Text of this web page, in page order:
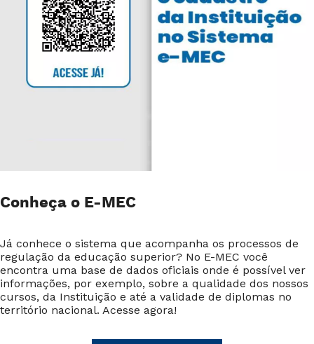
Conheça o E-MEC
Já conhece o sistema que acompanha os processos de
regulação da educação superior? No E-MEC você
encontra uma base de dados oficiais onde é possível ver
informações, por exemplo, sobre a qualidade dos nossos
cursos, da Instituição e até a validade de diplomas no
território nacional. Acesse agora!